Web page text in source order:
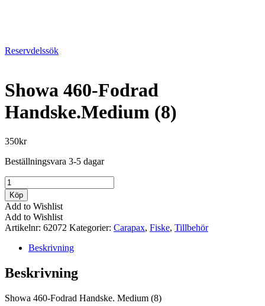
Reservdelssök
Showa 460-Fodrad
Handske.Medium (8)
350kr
Beställningsvara 3-5 dagar
Showa
460-
Fodrad
Handske.Medium
(8)
mängd
Köp
Add to Wishlist
Add to Wishlist
Artikelnr: 62072 Kategorier: Carapax, Fiske, Tillbehör
Beskrivning
Beskrivning
Showa 460-Fodrad Handske. Medium (8)